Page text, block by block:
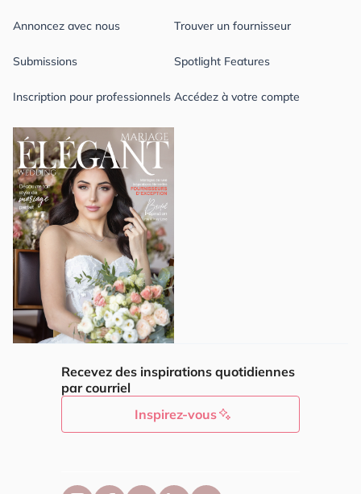
Annoncez avec nous
Submissions
Inscription pour professionnels
Trouver un fournisseur
Spotlight Features
Accédez à votre compte
Recevez des inspirations quotidiennes
par courriel
Inspirez-vous